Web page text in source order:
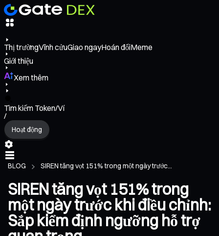
Thị trườngVĩnh cửuGiao ngayHoán đổiMeme
Giới thiệu
Xem thêm
Tìm kiếm Token/Ví
/
Hoạt động
BLOG SIREN tăng vọt 151% trong một ngày trước...
SIREN tăng vọt 151% trong
một ngày trước khi điều chỉnh:
Sắp kiểm định ngưỡng hỗ trợ